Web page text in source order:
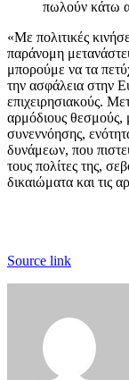
πωλούν κάτω
«Με πολιτικές
παράνομη
μπορούμε να τα
την ασφάλεια στην
επιχειρησιακούς.
αρμόδιους θεσμούς,
συνεννόησης,
δυνάμεων, που
τους πολίτες της,
δικαιώματα και τις
Source link